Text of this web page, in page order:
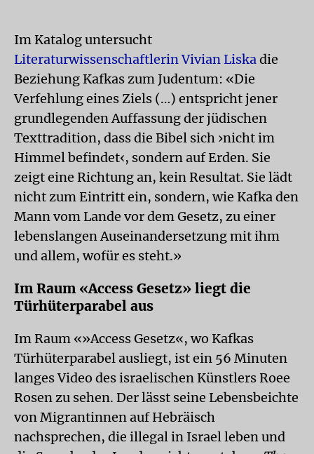
Im Katalog untersucht
Literaturwissenschaftlerin Vivian Liskadie
Beziehung Kafkas zum Judentum: «Die
Verfehlung eines Ziels (…) entspricht jener
grundlegenden Auffassung der jüdischen
Texttradition, dass die Bibel sich ›nicht im
Himmel befindet‹, sondern auf Erden. Sie
zeigt eine Richtung an, kein Resultat. Sie lädt
nicht zum Eintritt ein, sondern, wie Kafka den
Mann vom Lande vor dem Gesetz, zu einer
lebenslangen Auseinandersetzung mit ihm
und allem, wofür es steht.»
Im Raum «Access Gesetz» liegt die
Türhüterparabel aus
Im Raum «»Access Gesetz«, wo Kafkas
Türhüterparabel ausliegt, ist ein 56 Minuten
langes Video des israelischen Künstlers Roee
Rosen zu sehen. Der lässt seine Lebensbeichte
von Migrantinnen auf Hebräisch
nachsprechen, die illegal in Israel leben und